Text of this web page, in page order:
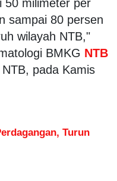
50 milimeter per
sampai 80 persen
wilayah NTB,"
BMKG NTB
pada Kamis
Turun